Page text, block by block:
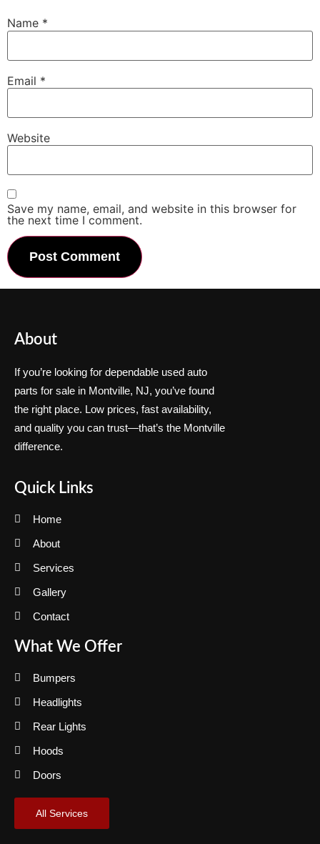
Name *
Email *
Website
Save my name, email, and website in this browser for
the next time I comment.
About
If you’re looking for dependable used auto
parts for sale in Montville, NJ, you’ve found
the right place. Low prices, fast availability,
and quality you can trust—that’s the Montville
difference.
Quick Links
Home
About
Services
Gallery
Contact
What We Offer
Bumpers
Headlights
Rear Lights
Hoods
Doors
All Services